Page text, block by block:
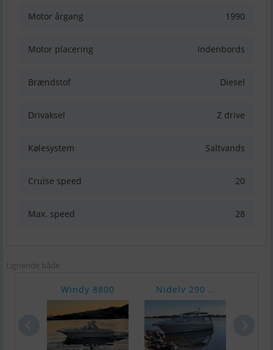
Motor årgang 1990
Motor placering Indenbords
Brændstof Diesel
Drivaksel Z drive
Kølesystem Saltvands
Cruise speed 20
Max. speed 28
Lignende både
Windy 8800 Nidelv 290 ..